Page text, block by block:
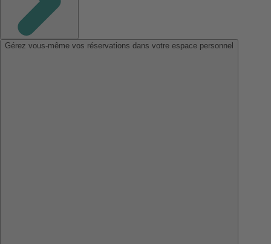
Gérez vous-même vos réservations dans votre espace personnel